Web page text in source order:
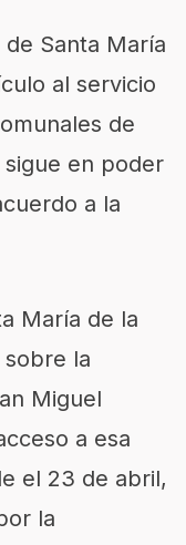
Santa María
al servicio
de
en poder
a la
María de la
sobre la
Miguel
a esa
el 23 de abril,
la